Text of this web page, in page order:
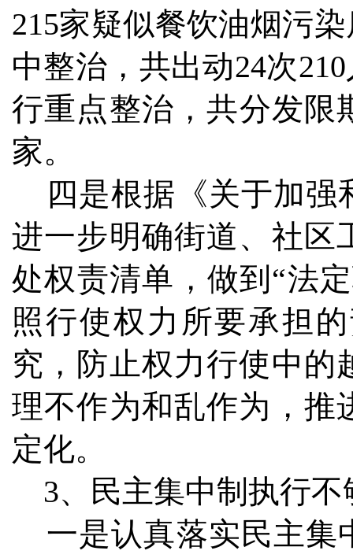
215家疑似餐饮油烟污
中整治，共出动24次
行重点整治，共分发限
家。
四是根据《关于加强
进一步明确街道、社区
处权责清单，做到“法
照行使权力所要承担
究，防止权力行使中的
理不作为和乱作为，推
定化。
3、民主集中制执行不
一是认真落实民主集